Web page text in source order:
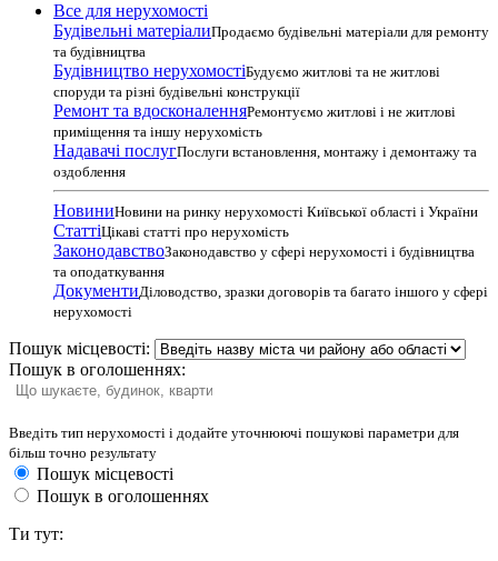
Все для нерухомості
Будівельні матеріалиПродаємо будівельні матеріали для ремонту
та будівництва
Будівництво нерухомостіБудуємо житлові та не житлові
споруди та різні будівельні конструкції
Ремонт та вдосконаленняРемонтуємо житлові і не житлові
приміщення та іншу нерухомість
Надавачі послугПослуги встановлення, монтажу і демонтажу та
оздоблення
НовиниНовини на ринку нерухомості Київської області і України
СтаттіЦікаві статті про нерухомість
ЗаконодавствоЗаконодавство у сфері нерухомості і будівництва
та оподаткування
ДокументиДіловодство, зразки договорів та багато іншого у сфері
нерухомості
Пошук місцевості:
Пошук в оголошеннях:
Введіть тип нерухомості і додайте уточнюючі пошукові параметри для
більш точно результату
Пошук місцевості
Пошук в оголошеннях
Ти тут: